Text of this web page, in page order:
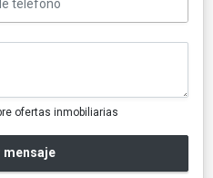
ofertas inmobiliarias
mensaje